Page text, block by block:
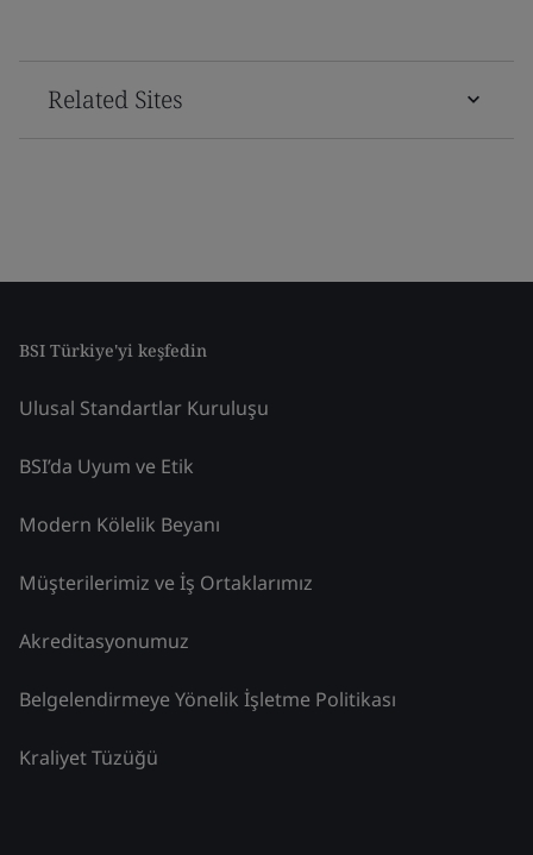
Related Sites
BSI Türkiye'yi keşfedin
Ulusal Standartlar Kuruluşu
BSI’da Uyum ve Etik
Modern Kölelik Beyanı
Müşterilerimiz ve İş Ortaklarımız
Akreditasyonumuz
Belgelendirmeye Yönelik İşletme Politikası
Kraliyet Tüzüğü